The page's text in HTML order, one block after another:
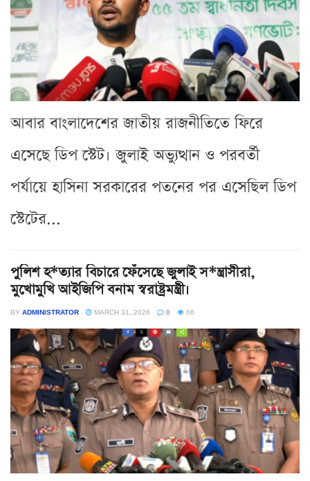
আবার বাংলাদেশের জাতীয় রাজনীতিতে ফিরে
এসেছে ডিপ স্টেট। জুলাই অভ্যুত্থান ও পরবর্তী
পর্যায়ে হাসিনা সরকারের পতনের পর এসেছিল ডিপ
স্টেটের...
পুলিশ হ*ত্যার বিচারে ফেঁসেছে জুলাই স*ন্ত্রাসীরা,
মুখোমুখি আইজিপি বনাম স্বরাষ্ট্রমন্ত্রী।
BY ADMINISTRATOR MARCH 31, 2026 0 66